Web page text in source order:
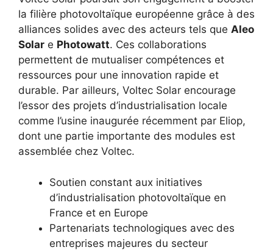
la filière photovoltaïque européenne grâce à des
alliances solides avec des acteurs tels que Aleo
Solar e Photowatt. Ces collaborations
permettent de mutualiser compétences et
ressources pour une innovation rapide et
durable. Par ailleurs, Voltec Solar encourage
l’essor des projets d’industrialisation locale
comme l’usine inaugurée récemment par Eliop,
dont une partie importante des modules est
assemblée chez Voltec.
Soutien constant aux initiatives
d’industrialisation photovoltaïque en
France et en Europe
Partenariats technologiques avec des
entreprises majeures du secteur